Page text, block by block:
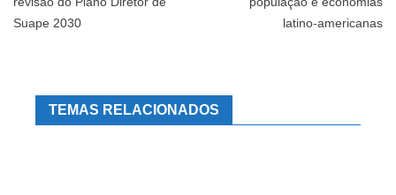
Suape 2030
latino-americanas
TEMAS RELACIONADOS